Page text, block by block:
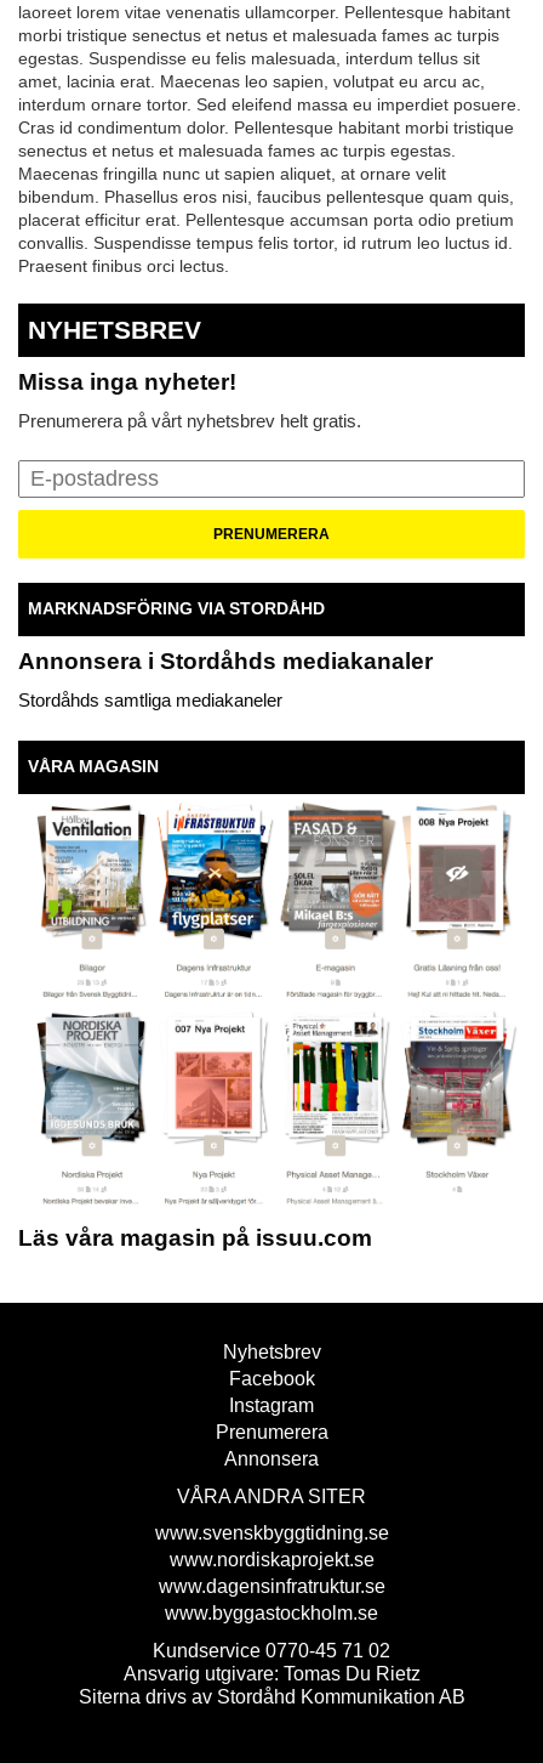
laoreet lorem vitae venenatis ullamcorper. Pellentesque habitant
morbi tristique senectus et netus et malesuada fames ac turpis
egestas. Suspendisse eu felis malesuada, interdum tellus sit
amet, lacinia erat. Maecenas leo sapien, volutpat eu arcu ac,
interdum ornare tortor. Sed eleifend massa eu imperdiet posuere.
Cras id condimentum dolor. Pellentesque habitant morbi tristique
senectus et netus et malesuada fames ac turpis egestas.
Maecenas fringilla nunc ut sapien aliquet, at ornare velit
bibendum. Phasellus eros nisi, faucibus pellentesque quam quis,
placerat efficitur erat. Pellentesque accumsan porta odio pretium
convallis. Suspendisse tempus felis tortor, id rutrum leo luctus id.
Praesent finibus orci lectus.
NYHETSBREV
Missa inga nyheter!
Prenumerera på vårt nyhetsbrev helt gratis.
MARKNADSFÖRING VIA STORDÅHD
Annonsera i Stordåhds mediakanaler
Stordåhds samtliga mediakaneler
VÅRA MAGASIN
Läs våra magasin på issuu.com
Nyhetsbrev
Facebook
Instagram
Prenumerera
Annonsera
VÅRA ANDRA SITER
www.svenskbyggtidning.se
www.nordiskaprojekt.se
www.dagensinfratruktur.se
www.byggastockholm.se
Kundservice 0770-45 71 02
Ansvarig utgivare: Tomas Du Rietz
Siterna drivs av Stordåhd Kommunikation AB